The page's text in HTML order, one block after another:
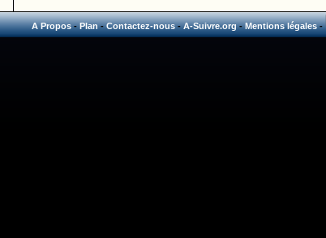
A Propos-Plan-Contactez-nous-A-Suivre.org-Mentions légales-